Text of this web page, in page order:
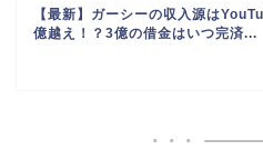
【最新】ガーシーの収入源は
億越え！？3億の借金はいつ完済...